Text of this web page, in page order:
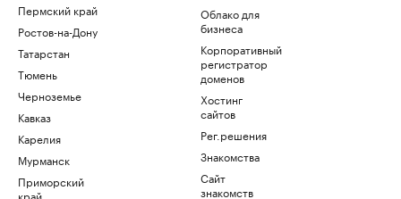
Пермский край
Ростов-на-Дону
Татарстан
Тюмень
Черноземье
Кавказ
Карелия
Мурманск
Приморский
край
Облако для
бизнеса
Корпоративный
регистратор
доменов
Хостинг
сайтов
Рег.решения
Знакомства
Сайт
знакомств